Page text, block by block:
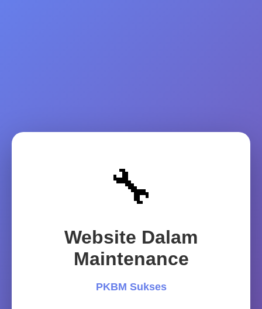
🔧
Website Dalam
Maintenance
PKBM Sukses